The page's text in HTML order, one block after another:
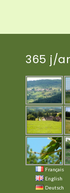
365 j/
Français
English
Deutsch